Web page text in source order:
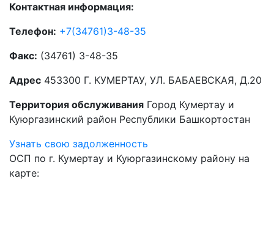
Контактная информация:
Телефон: +7(34761)3-48-35
Факс: (34761) 3-48-35
Адрес 453300 Г. КУМЕРТАУ, УЛ. БАБАЕВСКАЯ, Д.20
Территория обслуживания Город Кумертау и
Куюргазинский район Республики Башкортостан
Узнать свою задолженность
ОСП по г. Кумертау и Куюргазинскому району на
карте: